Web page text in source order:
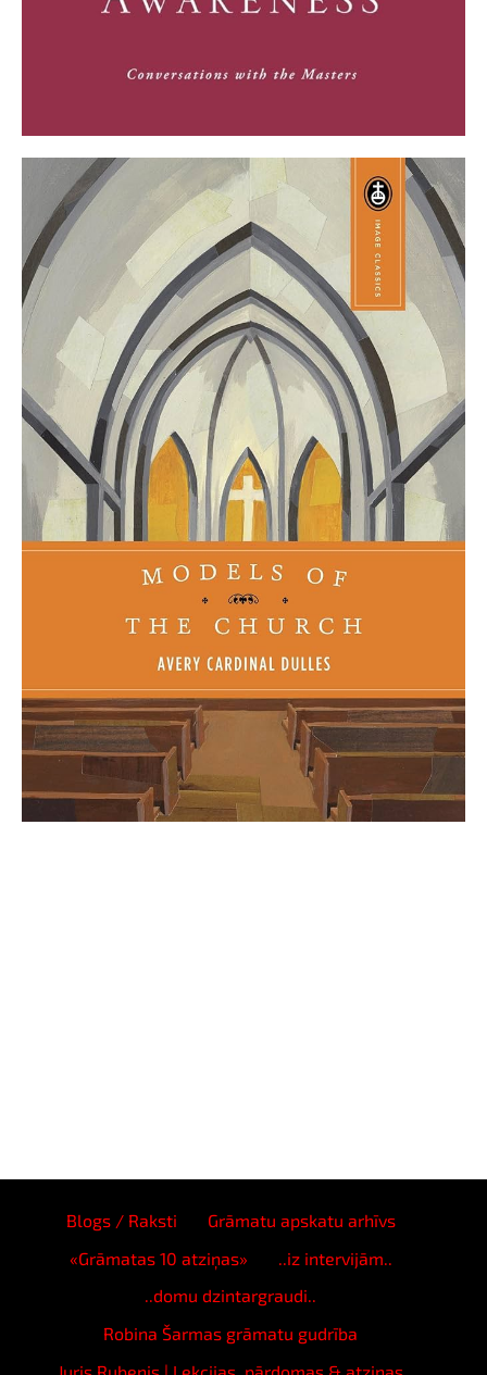
Blogs / Raksti
Grāmatu apskatu arhīvs
«Grāmatas 10 atziņas»
..iz intervijām..
..domu dzintargraudi..
Robina Šarmas grāmatu gudrība
Juris Rubenis | Lekcijas, pārdomas & atziņas